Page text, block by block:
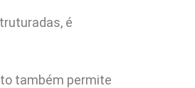
é
também permite